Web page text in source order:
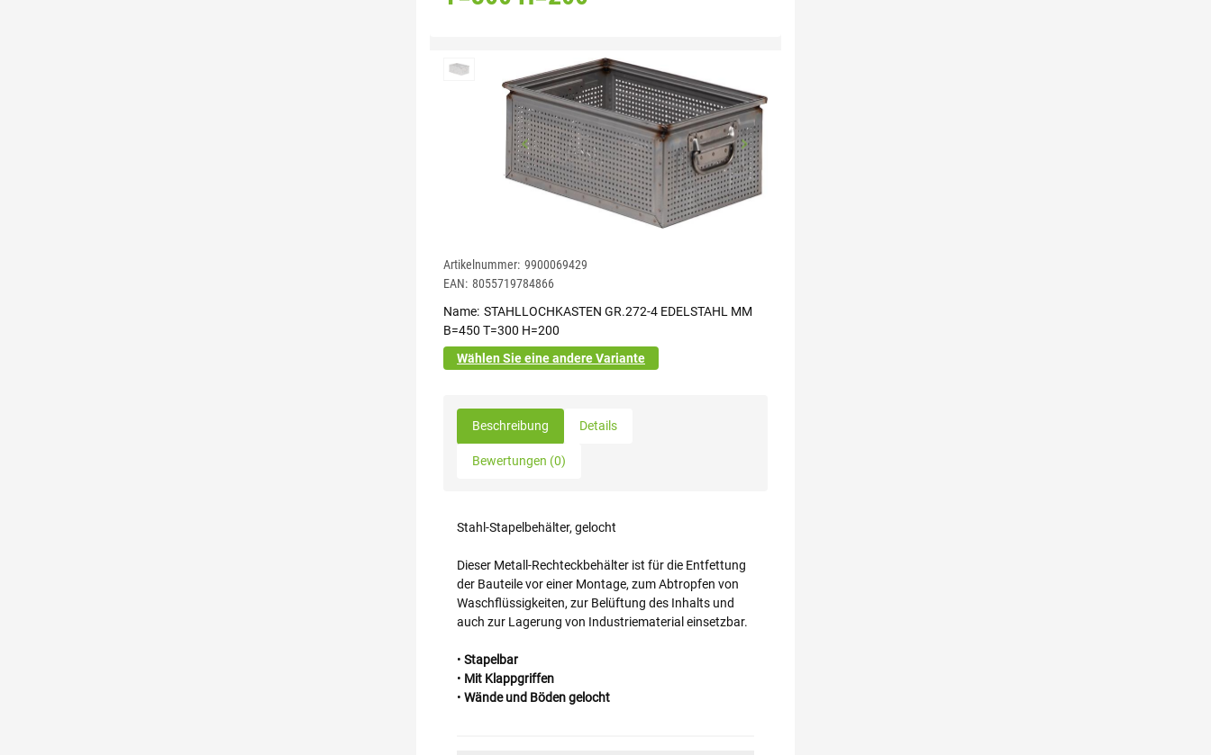
Artikelnummer: 9900069429
EAN: 8055719784866
Name STAHLLOCHKASTEN GR.272-4 EDELSTAHL MM
B=450 T=300 H=200
Wählen Sie eine andere Variante
Beschreibung Details
Bewertungen (0)
Stahl-Stapelbehälter, gelocht
Dieser Metall-Rechteckbehälter ist für die Entfettung
der Bauteile vor einer Montage, zum Abtropfen von
Waschflüssigkeiten, zur Belüftung des Inhalts und
auch zur Lagerung von Industriematerial einsetzbar.
• Stapelbar
• Mit Klappgriffen
• Wände und Böden gelocht